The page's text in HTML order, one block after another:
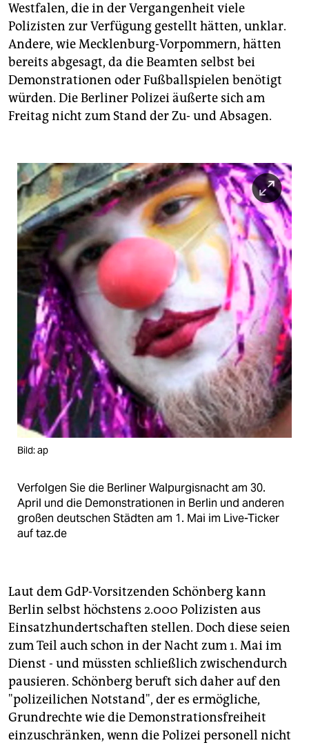
Westfalen, die in der Vergangenheit viele
Polizisten zur Verfügung gestellt hätten, unklar.
Andere, wie Mecklenburg-Vorpommern, hätten
bereits abgesagt, da die Beamten selbst bei
Demonstrationen oder Fußballspielen benötigt
würden. Die Berliner Polizei äußerte sich am
Freitag nicht zum Stand der Zu- und Absagen.
Bild: ap
Verfolgen Sie die Berliner Walpurgisnacht am 30.
April und die Demonstrationen in Berlin und anderen
großen deutschen Städten am 1. Mai im Live-Ticker
auf taz.de
Laut dem GdP-Vorsitzenden Schönberg kann
Berlin selbst höchstens 2.000 Polizisten aus
Einsatzhundertschaften stellen. Doch diese seien
zum Teil auch schon in der Nacht zum 1. Mai im
Dienst - und müssten schließlich zwischendurch
pausieren. Schönberg beruft sich daher auf den
"polizeilichen Notstand", der es ermögliche,
Grundrechte wie die Demonstrationsfreiheit
einzuschränken, wenn die Polizei personell nicht